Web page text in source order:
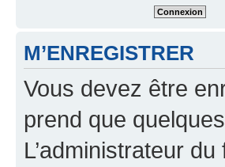
M’ENREGISTRER
Vous devez être
prend que
L’administrateur